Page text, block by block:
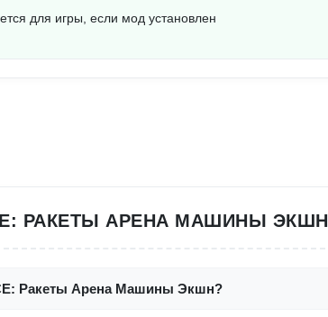
для игры, если мод установлен
РАКЕТЫ АРЕНА МАШИНЫ ЭКШН
Ракеты Арена Машины Экшн?